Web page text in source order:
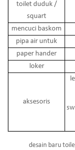
toilet duduk /
squart
mencuci baskom
pipa air untuk
paper hander
loker
aksesoris
desain baru